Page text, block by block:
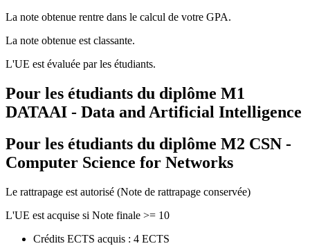
La note obtenue rentre dans le calcul de votre GPA.
La note obtenue est classante.
L'UE est évaluée par les étudiants.
Pour les étudiants du diplôme M1
DATAAI - Data and Artificial Intelligence
Pour les étudiants du diplôme M2 CSN -
Computer Science for Networks
Le rattrapage est autorisé (Note de rattrapage conservée)
L'UE est acquise si Note finale >= 10
Crédits ECTS acquis : 4 ECTS